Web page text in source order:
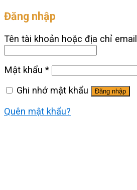
Đăng nhập
Tên tài khoản hoặc địa chỉ email
Mật khẩu *
Ghi nhớ mật khẩu
Đăng nhập
Quên mật khẩu?